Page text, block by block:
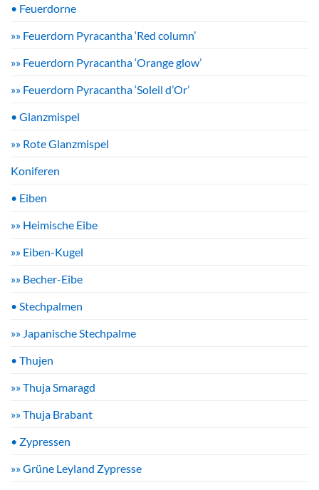
• Feuerdorne
»» Feuerdorn Pyracantha ‘Red column’
»» Feuerdorn Pyracantha ‘Orange glow’
»» Feuerdorn Pyracantha ‘Soleil d’Or’
• Glanzmispel
»» Rote Glanzmispel
Koniferen
• Eiben
»» Heimische Eibe
»» Eiben-Kugel
»» Becher-Eibe
• Stechpalmen
»» Japanische Stechpalme
• Thujen
»» Thuja Smaragd
»» Thuja Brabant
• Zypressen
»» Grüne Leyland Zypresse